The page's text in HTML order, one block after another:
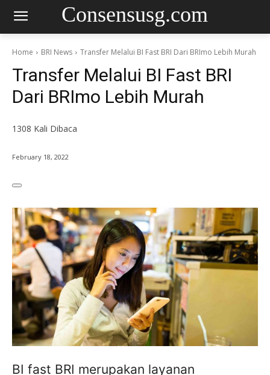
Consensusg.com
Home BRI News Transfer Melalui BI Fast BRI Dari BRImo Lebih Murah
Transfer Melalui BI Fast BRI
Dari BRImo Lebih Murah
1308 Kali Dibaca
February 18, 2022
BI fast BRI merupakan layanan